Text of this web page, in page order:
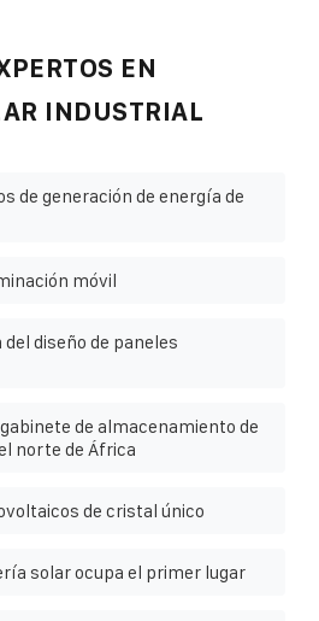
EN
INDUSTRIAL
de generación de energía de
móvil
diseño de paneles
de almacenamiento de
norte de África
de cristal único
solar ocupa el primer lugar